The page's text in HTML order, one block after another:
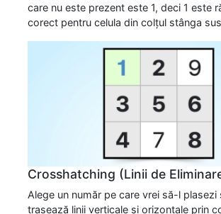
care nu este prezent este 1, deci 1 este
corect pentru celula din colțul stânga
Crosshatching (Linii de
Alege un număr pe care vrei să-l plasezi
trasează linii verticale și orizontale prin